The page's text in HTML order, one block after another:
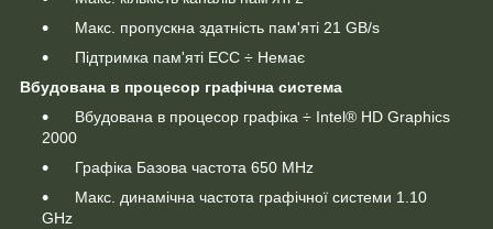
Макс. пропускна здатність пам'яті 21 GB/s
Підтримка пам'яті ECC ÷ Немає
Вбудована в процесор графічна система
Вбудована в процесор графіка ÷ Intel® HD Graphics
2000
Графіка Базова частота 650 MHz
Макс. динамічна частота графічної системи 1.10
GHz